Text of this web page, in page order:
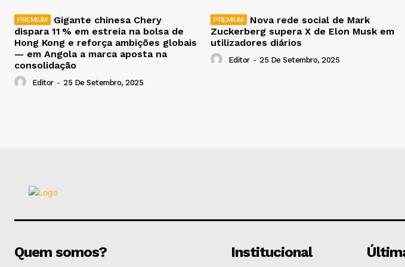
Gigante chinesa Chery
dispara 11 % em estreia na bolsa de
Hong Kong e reforça ambições globais
— em Angola a marca aposta na
consolidação
Editor - 25 De Setembro, 2025
Nova rede social de Mark
Zuckerberg supera X de Elon Musk em
utilizadores diários
Editor - 25 De Setembro, 2025
Quem somos? Institucional